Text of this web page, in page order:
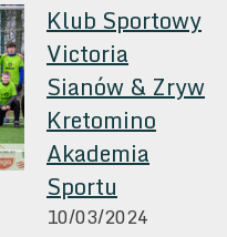
KS
Klub Sportowy
Victoria
Sianów & Zryw
Kretomino
Akademia
Sportu
10/03/2024